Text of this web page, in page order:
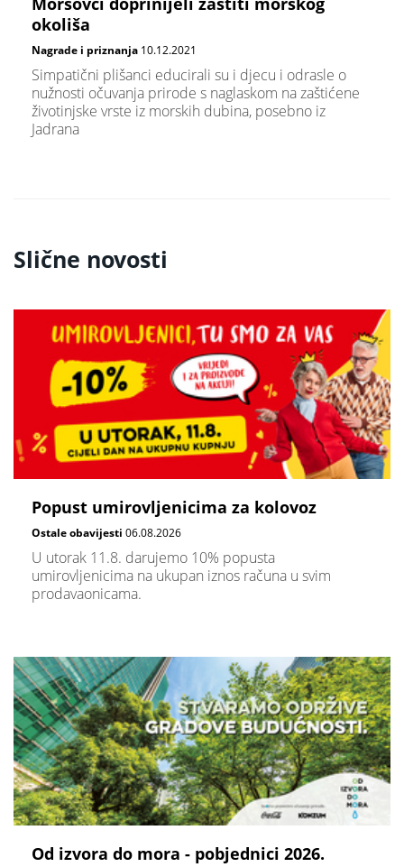
okoliša
Nagrade i priznanja 10.12.2021
Simpatični plišanci educirali su i djecu i odrasle o
nužnosti očuvanja prirode s naglaskom na zaštićene
životinjske vrste iz morskih dubina, posebno iz
Jadrana
Slične novosti
Popust umirovljenicima za kolovoz
Ostale obavijesti 06.08.2026
U utorak 11.8. darujemo 10% popusta
umirovljenicima na ukupan iznos računa u svim
prodavaonicama.
Od izvora do mora - pobjednici 2026.